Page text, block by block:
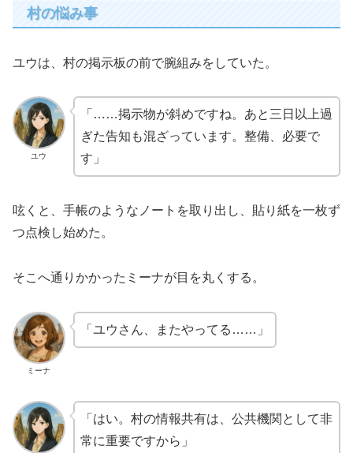
村の悩み事
ユウは、村の掲示板の前で腕組みをしていた。
ユウ
「……掲示物が斜めですね。あと三日以上過
ぎた告知も混ざっています。整備、必要で
す」
呟くと、手帳のようなノートを取り出し、貼り紙を一枚ず
つ点検し始めた。
そこへ通りかかったミーナが目を丸くする。
ミーナ
「ユウさん、またやってる……」
「はい。村の情報共有は、公共機関として非
常に重要ですから」